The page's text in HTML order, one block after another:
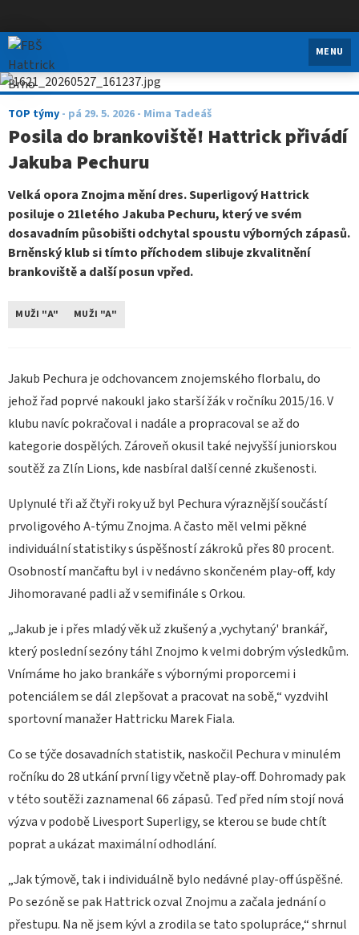
FBŠ Hattrick Brno
MENU
TOP týmy - pá 29. 5. 2026 - Mima Tadeáš
Posila do brankoviště! Hattrick přivádí
Jakuba Pechuru
Velká opora Znojma mění dres. Superligový Hattrick
posiluje o 21letého Jakuba Pechuru, který ve svém
dosavadním působišti odchytal spoustu výborných zápasů.
Brněnský klub si tímto příchodem slibuje zkvalitnění
brankoviště a další posun vpřed.
MUŽI "A" MUŽI "A"
Jakub Pechura je odchovancem znojemského florbalu, do
jehož řad poprvé nakoukl jako starší žák v ročníku 2015/16. V
klubu navíc pokračoval i nadále a propracoval se až do
kategorie dospělých. Zároveň okusil také nejvyšší juniorskou
soutěž za Zlín Lions, kde nasbíral další cenné zkušenosti.
Uplynulé tři až čtyři roky už byl Pechura výraznější součástí
prvoligového A-týmu Znojma. A často měl velmi pěkné
individuální statistiky s úspěšností zákroků přes 80 procent.
Osobností mančaftu byl i v nedávno skončeném play-off, kdy
Jihomoravané padli až v semifinále s Orkou.
„Jakub je i přes mladý věk už zkušený a ‚vychytaný' brankář,
který poslední sezóny táhl Znojmo k velmi dobrým výsledkům.
Vnímáme ho jako brankáře s výbornými proporcemi i
potenciálem se dál zlepšovat a pracovat na sobě,“ vyzdvihl
sportovní manažer Hattricku Marek Fiala.
Co se týče dosavadních statistik, naskočil Pechura v minulém
ročníku do 28 utkání první ligy včetně play-off. Dohromady pak
v této soutěži zaznamenal 66 zápasů. Teď před ním stojí nová
výzva v podobě Livesport Superligy, se kterou se bude chtít
poprat a ukázat maximální odhodlání.
„Jak týmově, tak i individuálně bylo nedávné play-off úspěšné.
Po sezóně se pak Hattrick ozval Znojmu a začala jednání o
přestupu. Na ně jsem kývl a zrodila se tato spolupráce,“ shrnul